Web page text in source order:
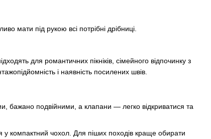
мати під рукою всі потрібні дрібниці.
для романтичних пікніків, сімейного відпочинку з
і наявність посилених швів.
бажано подвійними, а клапани — легко відкриватися та
компактний чохол. Для піших походів краще обирати